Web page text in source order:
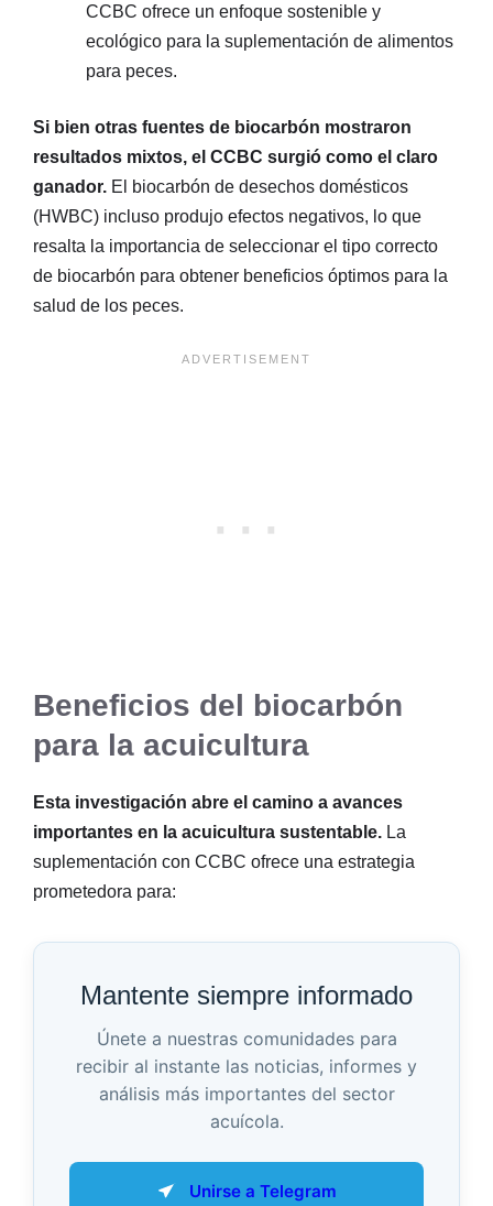
CCBC ofrece un enfoque sostenible y
ecológico para la suplementación de alimentos
para peces.
Si bien otras fuentes de biocarbón mostraron
resultados mixtos, el CCBC surgió como el claro
ganador. El biocarbón de desechos domésticos
(HWBC) incluso produjo efectos negativos, lo que
resalta la importancia de seleccionar el tipo correcto
de biocarbón para obtener beneficios óptimos para la
salud de los peces.
Beneficios del biocarbón
para la acuicultura
Esta investigación abre el camino a avances
importantes en la acuicultura sustentable. La
suplementación con CCBC ofrece una estrategia
prometedora para:
Mantente siempre informado
Únete a nuestras comunidades para
recibir al instante las noticias, informes y
análisis más importantes del sector
acuícola.
Unirse a Telegram